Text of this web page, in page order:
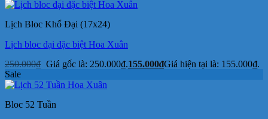
Lịch Bloc Khổ Đại (17x24)
Lịch bloc đại đặc biệt Hoa Xuân
250.000₫ Giá gốc là: 250.000₫.155.000₫Giá hiện tại là: 155.000₫.
Sale
Bloc 52 Tuần